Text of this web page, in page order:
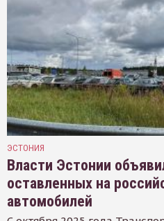
ЭСТОНИЯ
Власти Эстонии
оставленных на
автомобилей